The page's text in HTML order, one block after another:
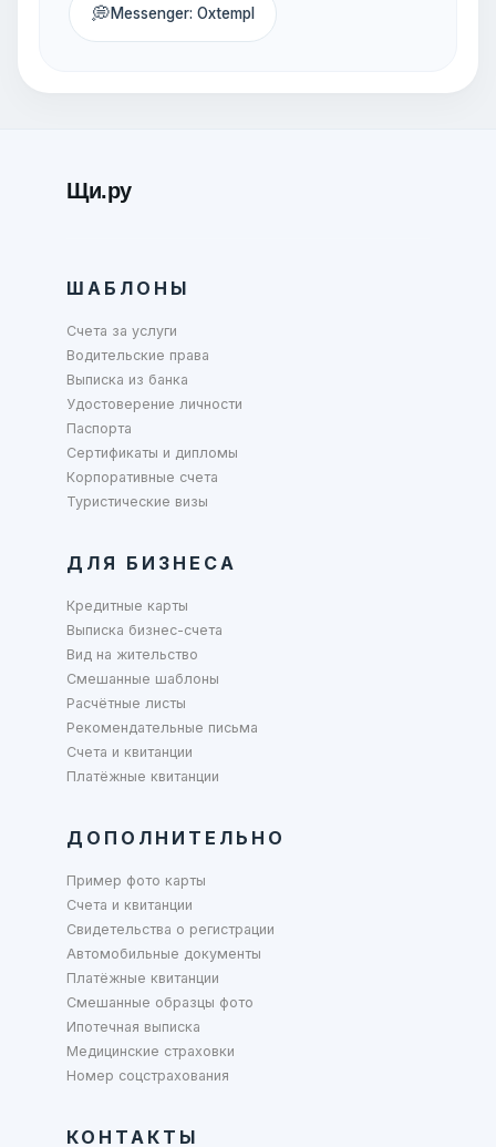
💭Messenger: Oxtempl
Щи.ру
ШАБЛОНЫ
Счета за услуги
Водительские права
Выписка из банка
Удостоверение личности
Паспорта
Сертификаты и дипломы
Корпоративные счета
Туристические визы
ДЛЯ БИЗНЕСА
Кредитные карты
Выписка бизнес-счета
Вид на жительство
Смешанные шаблоны
Расчётные листы
Рекомендательные письма
Счета и квитанции
Платёжные квитанции
ДОПОЛНИТЕЛЬНО
Пример фото карты
Счета и квитанции
Свидетельства о регистрации
Автомобильные документы
Платёжные квитанции
Смешанные образцы фото
Ипотечная выписка
Медицинские страховки
Номер соцстрахования
КОНТАКТЫ